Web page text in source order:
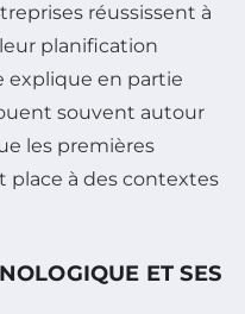
réussissent à
planification
explique en partie
souvent autour
les premières
place à des contextes
ET SES